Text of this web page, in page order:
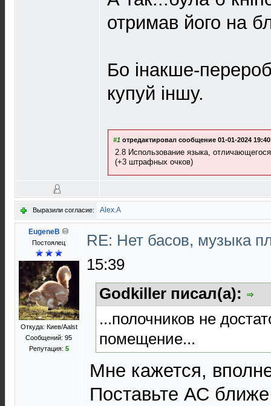
отримав його на
Бо iнакше-
купуй iншу.
#1 отредактировал сообщение 01-01-2024
2.8 Использование языка,
(+3 штрафных очков)
Выразили согласие: Alex.A
EugeneB
Постоялец
Откуда: Киев/Aalst
Сообщений: 95
Репутация: 5
RE: Нет басов, музыка
15:39
Godkiller писал(а):
...полочников не
помещение...
Мне кажется,
Поставьте АС